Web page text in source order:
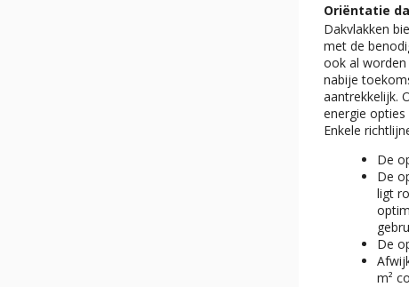
Oriëntatie
Dakvlakken
met de
ook al worden
nabije
aantrekkelijk.
energie opties
Enkele
De
De
ligt
De
m²